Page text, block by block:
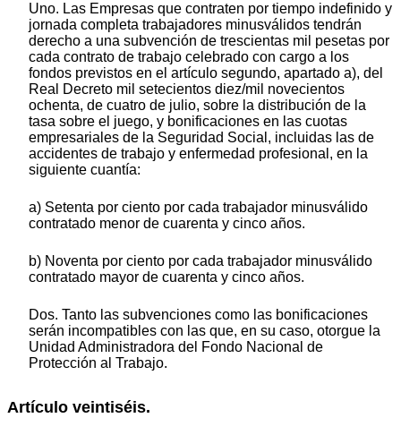
Uno. Las Empresas que contraten por tiempo indefinido y
jornada completa trabajadores minusválidos tendrán
derecho a una subvención de trescientas mil pesetas por
cada contrato de trabajo celebrado con cargo a los
fondos previstos en el artículo segundo, apartado a), del
Real Decreto mil setecientos diez/mil novecientos
ochenta, de cuatro de julio, sobre la distribución de la
tasa sobre el juego, y bonificaciones en las cuotas
empresariales de la Seguridad Social, incluidas las de
accidentes de trabajo y enfermedad profesional, en la
siguiente cuantía:
a) Setenta por ciento por cada trabajador minusválido
contratado menor de cuarenta y cinco años.
b) Noventa por ciento por cada trabajador minusválido
contratado mayor de cuarenta y cinco años.
Dos. Tanto las subvenciones como las bonificaciones
serán incompatibles con las que, en su caso, otorgue la
Unidad Administradora del Fondo Nacional de
Protección al Trabajo.
Artículo veintiséis.